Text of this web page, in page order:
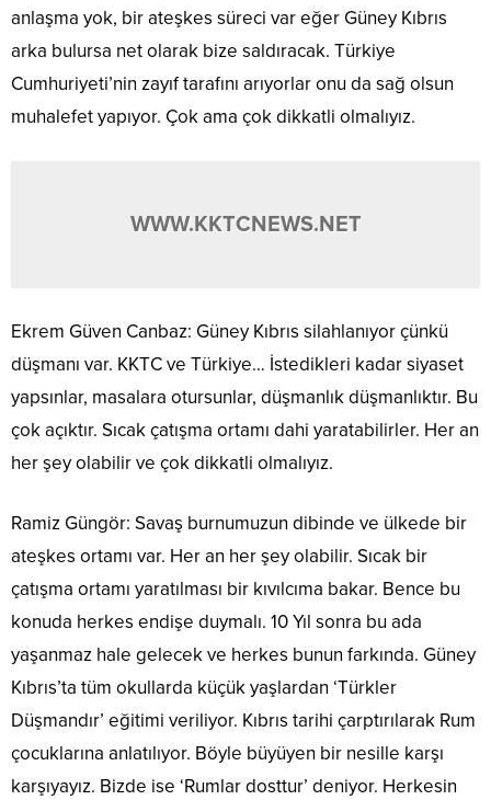
anlaşma yok, bir ateşkes süreci var eğer Güney Kıbrıs
arka bulursa net olarak bize saldıracak. Türkiye
Cumhuriyeti’nin zayıf tarafını arıyorlar onu da sağ olsun
muhalefet yapıyor. Çok ama çok dikkatli olmalıyız.
WWW.KKTCNEWS.NET
Ekrem Güven Canbaz: Güney Kıbrıs silahlanıyor çünkü
düşmanı var. KKTC ve Türkiye… İstedikleri kadar siyaset
yapsınlar, masalara otursunlar, düşmanlık düşmanlıktır. Bu
çok açıktır. Sıcak çatışma ortamı dahi yaratabilirler. Her an
her şey olabilir ve çok dikkatli olmalıyız.
Ramiz Güngör: Savaş burnumuzun dibinde ve ülkede bir
ateşkes ortamı var. Her an her şey olabilir. Sıcak bir
çatışma ortamı yaratılması bir kıvılcıma bakar. Bence bu
konuda herkes endişe duymalı. 10 Yıl sonra bu ada
yaşanmaz hale gelecek ve herkes bunun farkında. Güney
Kıbrıs’ta tüm okullarda küçük yaşlardan ‘Türkler
Düşmandır’ eğitimi veriliyor. Kıbrıs tarihi çarptırılarak Rum
çocuklarına anlatılıyor. Böyle büyüyen bir nesille karşı
karşıyayız. Bizde ise ‘Rumlar dosttur’ deniyor. Herkesin